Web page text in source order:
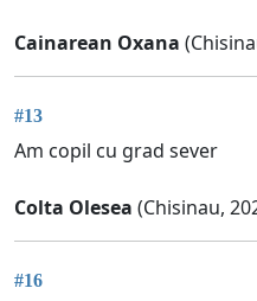
Cainarean Oxana
#13
Am copil cu grad sever
Colta Olesea (Chisinau,
#16